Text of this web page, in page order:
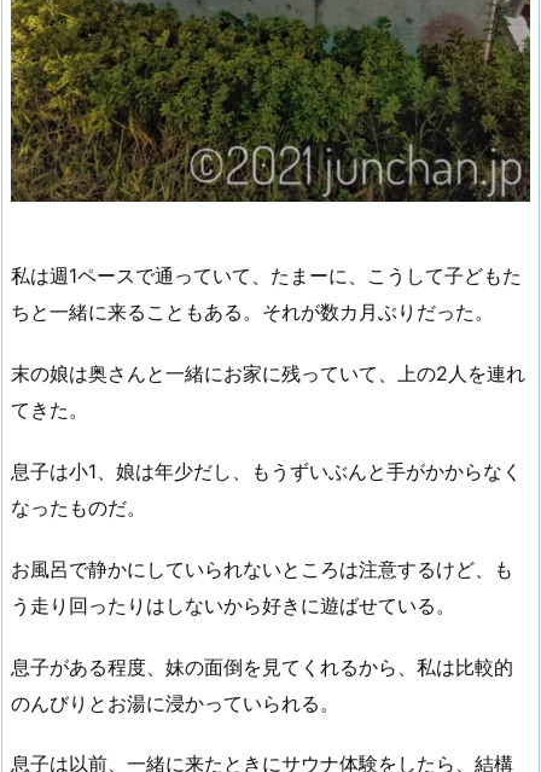
私は週1ペースで通っていて、たまーに、こうして子どもた
ちと一緒に来ることもある。それが数カ月ぶりだった。
末の娘は奥さんと一緒にお家に残っていて、上の2人を連れ
てきた。
息子は小1、娘は年少だし、もうずいぶんと手がかからなく
なったものだ。
お風呂で静かにしていられないところは注意するけど、も
う走り回ったりはしないから好きに遊ばせている。
息子がある程度、妹の面倒を見てくれるから、私は比較的
のんびりとお湯に浸かっていられる。
息子は以前、一緒に来たときにサウナ体験をしたら、結構